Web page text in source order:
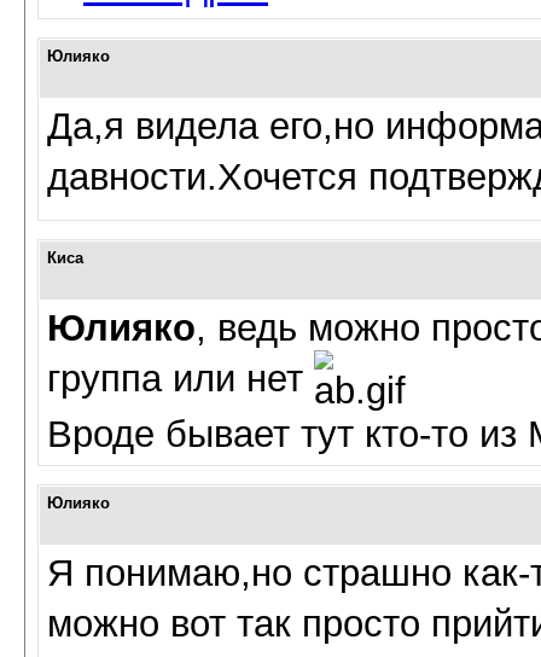
Юлияко
Да,я видела его,но
давности.Хочется
Киса
Юлияко, ведь можно
группаили нет
Вроде бывает тут кто-то
Юлияко
Я понимаю,но страшно как-
можно вот так просто